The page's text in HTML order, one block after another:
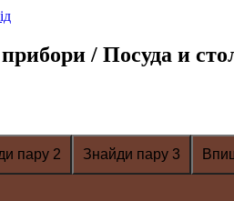
прибори / Посуда и
пару 2 Знайди пару 3